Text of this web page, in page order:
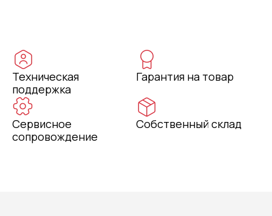
Техническая
поддержка
Гарантия на товар
Сервисное
сопровождение
Собственный склад